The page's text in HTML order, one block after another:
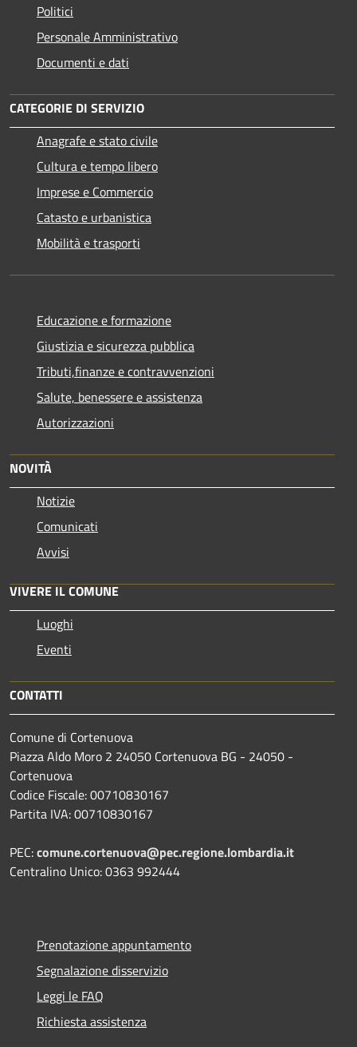
Politici
Personale Amministrativo
Documenti e dati
CATEGORIE DI SERVIZIO
Anagrafe e stato civile
Cultura e tempo libero
Imprese e Commercio
Catasto e urbanistica
Mobilità e trasporti
Educazione e formazione
Giustizia e sicurezza pubblica
Tributi,finanze e contravvenzioni
Salute, benessere e assistenza
Autorizzazioni
NOVITÀ
Notizie
Comunicati
Avvisi
VIVERE IL COMUNE
Luoghi
Eventi
CONTATTI
Comune di Cortenuova
Piazza Aldo Moro 2 24050 Cortenuova BG - 24050 -
Cortenuova
Codice Fiscale: 00710830167
Partita IVA: 00710830167
PEC:comune.cortenuova@pec.regione.lombardia.it
Centralino Unico: 0363 992444
Prenotazione appuntamento
Segnalazione disservizio
Leggi le FAQ
Richiesta assistenza